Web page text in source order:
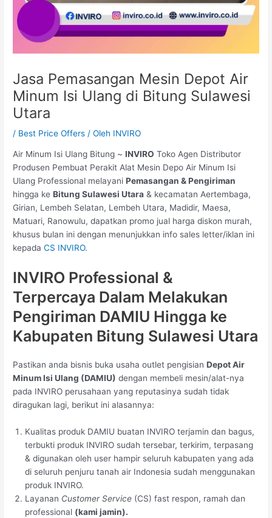
Jasa Pemasangan Mesin Depot Air
Minum Isi Ulang di Bitung Sulawesi
Utara
/ Best Price Offers / Oleh INVIRO
Air Minum Isi Ulang Bitung ~INVIRO Toko Agen Distributor
Produsen Pembuat Perakit Alat Mesin Depo Air Minum Isi
Ulang Professional melayaniPemasangan & Pengiriman
hingga keBitung Sulawesi Utara & kecamatan Aertembaga,
Girian, Lembeh Selatan, Lembeh Utara, Madidir, Maesa,
Matuari, Ranowulu, dapatkan promo jual harga diskon murah,
khusus bulan ini dengan menunjukkan info sales letter/iklan ini
kepadaCS INVIRO.
INVIRO Professional &
Terpercaya Dalam Melakukan
Pengiriman DAMIU Hingga ke
Kabupaten Bitung Sulawesi Utara
Pastikan anda bisnis buka usaha outlet pengisianDepot Air
Minum Isi Ulang (DAMIU) dengan membeli mesin/alat-nya
pada INVIRO perusahaan yang reputasinya sudah tidak
diragukan lagi, berikut ini alasannya:
Kualitas produk DAMIU buatan INVIRO terjamin dan bagus,
terbukti produk INVIRO sudah tersebar, terkirim, terpasang
& digunakan oleh user hampir seluruh kabupaten yang ada
di seluruh penjuru tanah air Indonesia sudah menggunakan
produk INVIRO.
Layanan Customer Service (CS) fast respon, ramah dan
professional (kami jamin).